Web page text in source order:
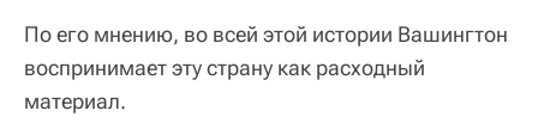
По его мнению, во всей этой истории Вашингтон
воспринимает эту страну как расходный
материал.